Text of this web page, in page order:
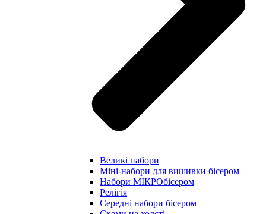
Великі набори
Міні-набори для вишивки бісером
Набори МІКРОбісером
Релігія
Середні набори бісером